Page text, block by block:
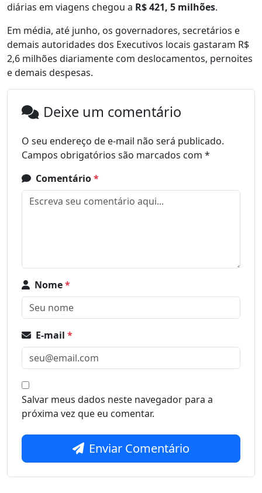
diárias em viagens chegou a R$ 421, 5 milhões.
Em média, até junho, os governadores, secretários e
demais autoridades dos Executivos locais gastaram R$
2,6 milhões diariamente com deslocamentos, pernoites
e demais despesas.
Deixe um comentário
O seu endereço de e-mail não será publicado.
Campos obrigatórios são marcados com *
Comentário*
Nome*
E-mail *
Salvar meus dados neste navegador para a
próxima vez que eu comentar.
Enviar Comentário